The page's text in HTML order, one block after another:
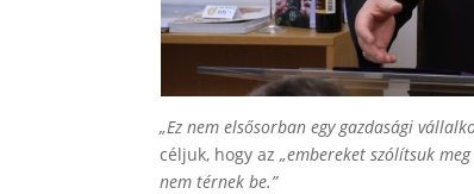
„Ez nem elsősorban egy gazdasági
céljuk, hogy az„embereket szólítsuk
nem térnek be.”